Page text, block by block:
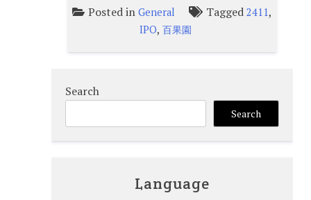
Posted inGeneral Tagged2411,
IPO, 百果園
Search
Search
Language